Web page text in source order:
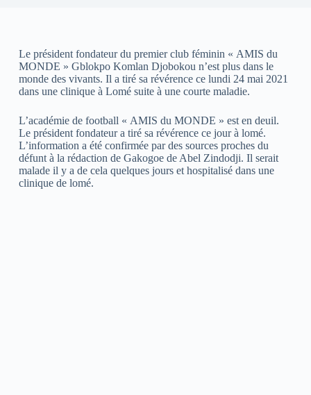
Le président fondateur du premier club féminin « AMIS du
MONDE » Gblokpo Komlan Djobokou n’est plus dans le
monde des vivants. Il a tiré sa révérence ce lundi 24 mai 2021
dans une clinique à Lomé suite à une courte maladie.
L’académie de football « AMIS du MONDE » est en deuil.
Le président fondateur a tiré sa révérence ce jour à lomé.
L’information a été confirmée par des sources proches du
défunt à la rédaction de Gakogoe de Abel Zindodji. Il serait
malade il y a de cela quelques jours et hospitalisé dans une
clinique de lomé.